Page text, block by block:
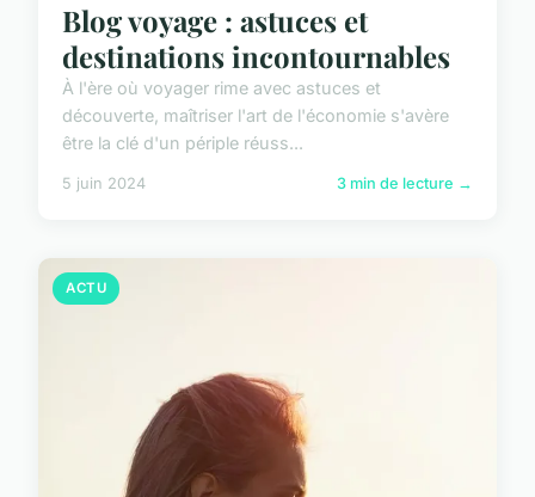
Blog voyage : astuces et
destinations incontournables
À l'ère où voyager rime avec astuces et
découverte, maîtriser l'art de l'économie s'avère
être la clé d'un périple réuss...
5 juin 2024 3 min de lecture →
ACTU